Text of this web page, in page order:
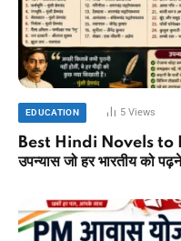
EDUCATION 5Views
Best Hindi Novels to
उपन्यास जो हर भारतीय को